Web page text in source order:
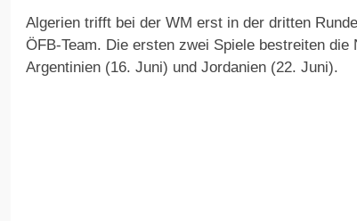
Algerien trifft bei der WM erst in der dritten
ÖFB-Team. Die ersten zwei Spiele bestreiten
Argentinien (16. Juni) und Jordanien (22. Juni).